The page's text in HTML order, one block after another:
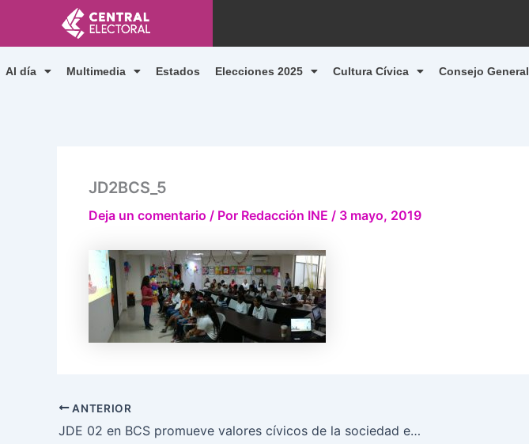
contenido
Al día Multimedia Estados Elecciones 2025 Cultura Cívica Consejo General
JD2BCS_5
Deja un comentario / Por Redacción INE / 3 mayo, 2019
ANTERIOR
JDE 02 en BCS promueve valores cívicos de la sociedad en favor de la niñez